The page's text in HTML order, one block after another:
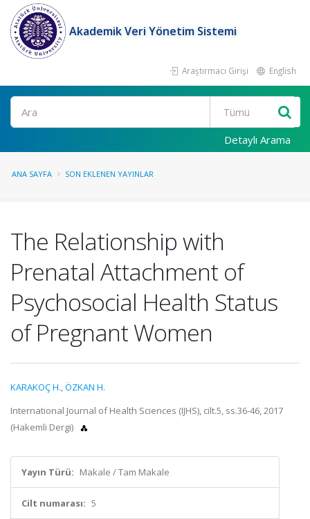
Akademik Veri Yönetim Sistemi
Araştırmacı Girişi English
Ara
Detaylı Arama
ANA SAYFA SON EKLENEN YAYINLAR
The Relationship with
Prenatal Attachment of
Psychosocial Health Status
of Pregnant Women
KARAKOÇ H.,ÖZKAN H.
International Journal of Health Sciences (IJHS), cilt.5, ss.36-46, 2017
(Hakemli Dergi)
Yayın Türü: Makale / Tam Makale
Cilt numarası: 5